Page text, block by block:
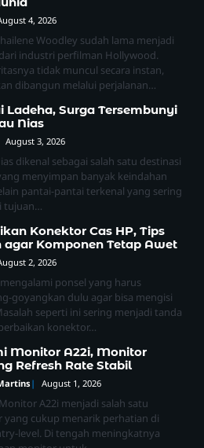
4, 2026
Woodley sudah lama menjadi
industri perfilman Hollywood.
tidak muncul secara instan,
dibangun melalui perjalanan…
Ladeha, Surga Tersembunyi
Nias
August 3, 2026
dikenal sebagai salah satu destinasi
menyimpan banyak keindahan
pantai-pantai terkenal yang sering
Konektor Cas HP, Tips
agar Komponen Tetap Awet
2, 2026
ponsel yang harus
goyangkan dulu agar bisa mengisi
seperti ini sering menjadi tanda
konektor…
Monitor A22i, Monitor
Refresh Rate Stabil
August 1, 2026
A22i menjadi salah satu
yang cukup menarik perhatian di
level. Di tengah meningkatnya
Thee Stallion, Rapper
yang Menghibur